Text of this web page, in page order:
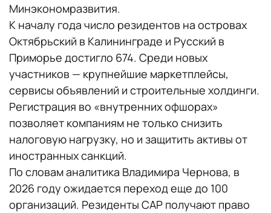
Минэкономразвития.
К началу года число резидентов на островах
Октябрьский в Калининграде и Русский в
Приморье достигло 674. Среди новых
участников — крупнейшие маркетплейсы,
сервисы объявлений и строительные холдинги.
Регистрация во «внутренних офшорах»
позволяет компаниям не только снизить
налоговую нагрузку, но и защитить активы от
иностранных санкций.
По словам аналитика Владимира Чернова, в
2026 году ожидается переход еще до 100
организаций. Резиденты САР получают право